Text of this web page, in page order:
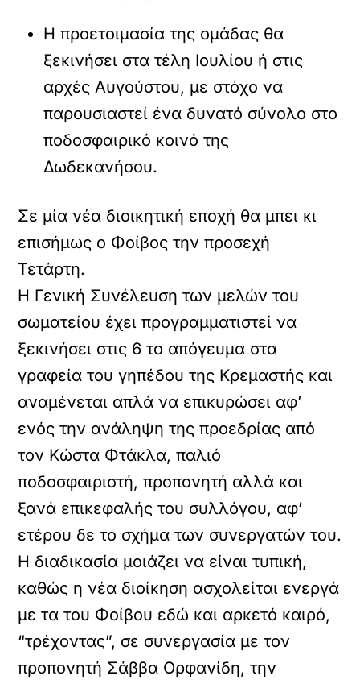
Η προετοιμασία της ομάδας θα
ξεκινήσει στα τέλη Ιουλίου ή στις
αρχές Αυγούστου, με στόχο να
παρουσιαστεί ένα δυνατό σύνολο στο
ποδοσφαιρικό κοινό της
Δωδεκανήσου.
Σε μία νέα διοικητική εποχή θα μπει κι
επισήμως ο Φοίβος την προσεχή
Τετάρτη.
Η Γενική Συνέλευση των μελών του
σωματείου έχει προγραμματιστεί να
ξεκινήσει στις 6 το απόγευμα στα
γραφεία του γηπέδου της Κρεμαστής και
αναμένεται απλά να επικυρώσει αφ’
ενός την ανάληψη της προεδρίας από
τον Κώστα Φτάκλα, παλιό
ποδοσφαιριστή, προπονητή αλλά και
ξανά επικεφαλής του συλλόγου, αφ’
ετέρου δε το σχήμα των συνεργατών του.
Η διαδικασία μοιάζει να είναι τυπική,
καθώς η νέα διοίκηση ασχολείται ενεργά
με τα του Φοίβου εδώ και αρκετό καιρό,
“τρέχοντας”, σε συνεργασία με τον
προπονητή Σάββα Ορφανίδη, την